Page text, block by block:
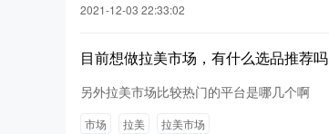
2021-12-03 22:33:02
目前想做拉美市场，有什么选品推荐吗
另外拉美市场比较热门的平台是哪几个啊
市场 拉美 拉美市场